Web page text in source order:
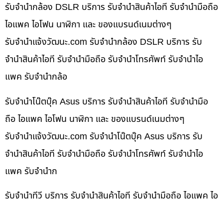
รับจำนำกล้อง DSLR บริการ รับจำนำสินค้าไอที รับจำนำมือถือ
ไอแพค ไอโฟน นาฬิกา และ ของแบรนด์เนมต่างๆ
รับจํานําแจ้งวัฒนะ.com รับจำนำกล้อง DSLR บริการ รับ
จำนำสินค้าไอที รับจำนำมือถือ รับจำนำโทรศัพท์ รับจำนำไอ
แพค รับจำนำกล้อ
รับจำนำโน๊ตบุ๊ค Asus บริการ รับจำนำสินค้าไอที รับจำนำมือ
ถือ ไอแพค ไอโฟน นาฬิกา และ ของแบรนด์เนมต่างๆ
รับจํานําแจ้งวัฒนะ.com รับจำนำโน๊ตบุ๊ค Asus บริการ รับ
จำนำสินค้าไอที รับจำนำมือถือ รับจำนำโทรศัพท์ รับจำนำไอ
แพค รับจำนำก
รับจำนำทีวี บริการ รับจำนำสินค้าไอที รับจำนำมือถือ ไอแพค ไอ